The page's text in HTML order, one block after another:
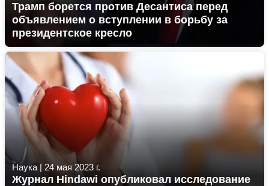
Трамп борется против Десантиса перед
объявлением о вступлении в борьбу за
президентское кресло
Наука | 24 мая 2023 г.
Журнал Hindawi опубликовал исследование